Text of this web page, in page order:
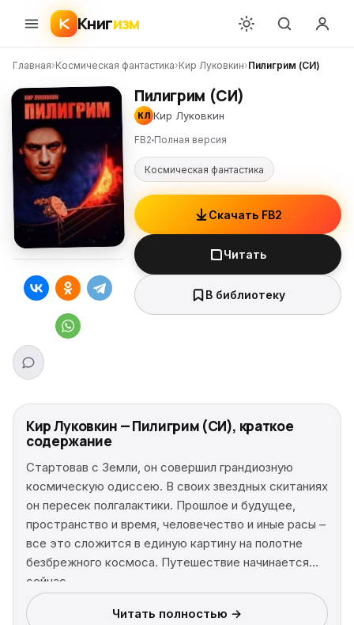
Книгизм
Главная›Космическая фантастика›Кир Луковкин›Пилигрим (СИ)
Пилигрим (СИ)
КЛ Кир Луковкин
FB2 Полная версия
Космическая фантастика
Скачать FB2
Читать
В библиотеку
Кир Луковкин — Пилигрим (СИ), краткое
содержание
Стартовав с Земли, он совершил грандиозную
космическую одиссею. В своих звездных скитаниях
он пересек полгалактики. Прошлое и будущее,
пространство и время, человечество и иные расы –
все это сложится в единую картину на полотне
безбрежного космоса. Путешествие начинается
сейчас.
Читать полностью →